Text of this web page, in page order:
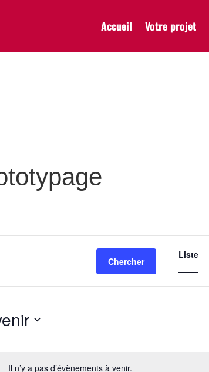
Accueil Votre projet
Il n’y a pas d’évènements à venir.
Chercher
Liste